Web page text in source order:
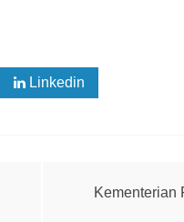
Linkedin
Kementerian